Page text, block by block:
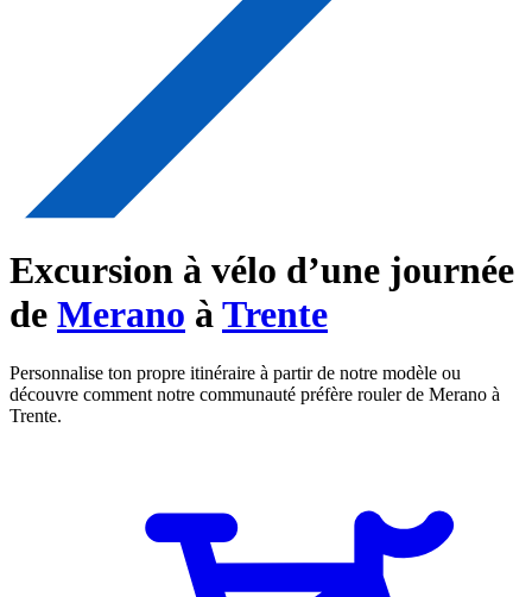
Excursion à vélo d’une journée
de Merano à Trente
Personnalise ton propre itinéraire à partir de notre modèle ou
découvre comment notre communauté préfère rouler de Merano à
Trente.